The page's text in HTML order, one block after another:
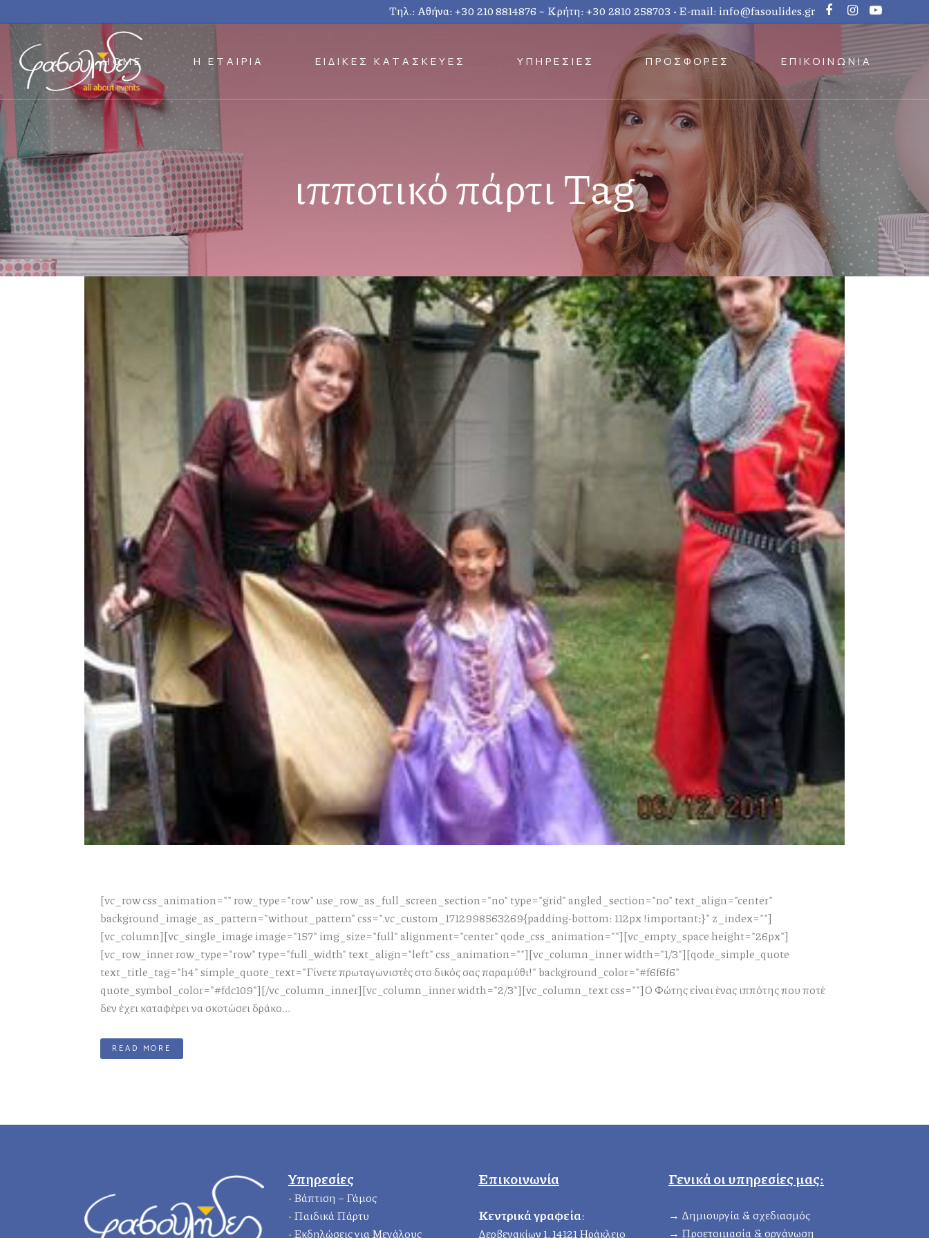
Τηλ.: Αθήνα:+30 210 8814876 ~ Κρήτη:+30 2810 258703 • E-mail:info@fasoulides.gr
HOME Η ΕΤΑΙΡΙΑ ΕΙΔΙΚΕΣ ΚΑΤΑΣΚΕΥΕΣ ΥΠΗΡΕΣΙΕΣ ΠΡΟΣΦΟΡΕΣ ΕΠΙΚΟΙΝΩΝΙΑ
ιπποτικό πάρτι Tag
[vc_row css_animation="" row_type="row" use_row_as_full_screen_section="no" type="grid" angled_section="no" text_align="center"
background_image_as_pattern="without_pattern" css=".vc_custom_1712998563269{padding-bottom: 112px !important;}" z_index=""]
[vc_column][vc_single_image image="157" img_size="full" alignment="center" qode_css_animation=""][vc_empty_space height="26px"]
[vc_row_inner row_type="row" type="full_width" text_align="left" css_animation=""][vc_column_inner width="1/3"][qode_simple_quote
text_title_tag="h4" simple_quote_text="Γίνετε πρωταγωνιστές στο δικός σας παραμύθι!" background_color="#f6f6f6"
quote_symbol_color="#fdc109"][/vc_column_inner][vc_column_inner width="2/3"][vc_column_text css=""]Ο Φώτης είναι ένας ιππότης που ποτέ
δεν έχει καταφέρει να σκοτώσει δράκο...
READ MORE
Υπηρεσίες
• Βάπτιση – Γάμος
• Παιδικά Πάρτυ
• Εκδηλώσεις για Μεγάλους
Επικοινωνία
Κεντρικά γραφεία:
Δερβενακίων 1, 14121 Ηράκλειο
Γενικά οι υπηρεσίες μας:
→ Δημιουργία & σχεδιασμός
→ Προετοιμασία & οργάνωση